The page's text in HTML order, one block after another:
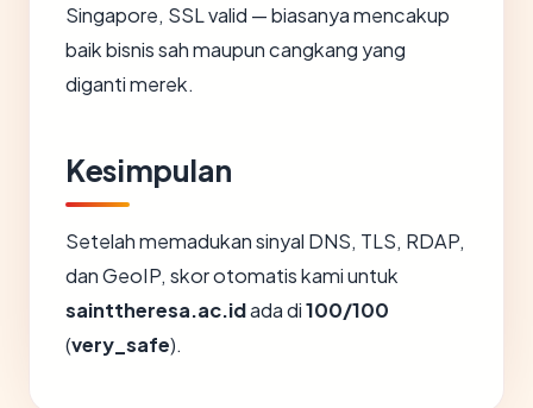
Singapore, SSL valid — biasanya mencakup
baik bisnis sah maupun cangkang yang
diganti merek.
Kesimpulan
Setelah memadukan sinyal DNS, TLS, RDAP,
dan GeoIP, skor otomatis kami untuk
sainttheresa.ac.idada di100/100
(very_safe).